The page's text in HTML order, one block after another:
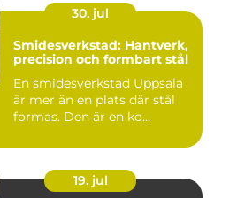
30. jul
Smidesverkstad: Hantverk,
precision och formbart stål
En smidesverkstad Uppsala
är mer än en plats där stål
formas. Den är en ko...
19. jul